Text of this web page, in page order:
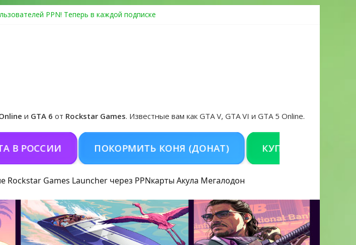
PPN! Теперь в каждой подписке
по программе Fine Art Collector
Grand Theft Auto VI
и GTA 6 от Rockstar Games. Известные вам как GTA V, GTA VI и GTA 5 Online.
ПОКОРМИТЬ КОНЯ (ДОНАТ) КУПИТЬ GTA 5 ONLINE НА
Rockstar Games Launcher через PPNкарты Акула Мегалодон